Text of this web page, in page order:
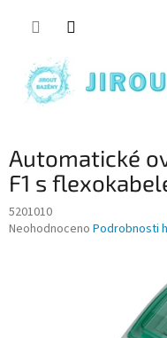
Automatické
F1 s
5201010
Průměrné hodnocení
Neohodnoceno Podrobnosti